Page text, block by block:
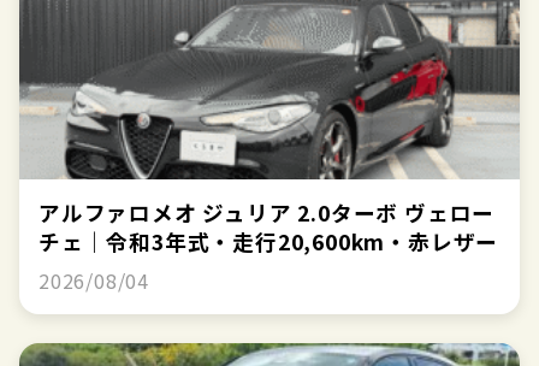
アルファロメオ ジュリア 2.0ターボ ヴェロー
チェ｜令和3年式・走行20,600km・赤レザー
2026/08/04